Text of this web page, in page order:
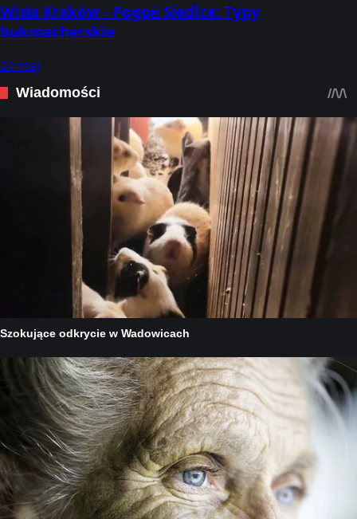
Wisła Kraków - Pogoń Siedlce: Typy
bukmacherskie
24 maj